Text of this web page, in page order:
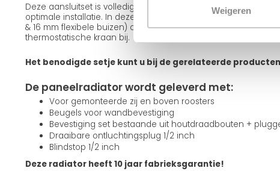
Weigeren
Deze aansluitset is volledig passend bij deze radiator en
optimale installatie. In deze set zitten alle onderdelen inclusief
& 16 mm flexibele buizen) om de radiator aan te sluiten.
thermostatische kraan bij.
Het benodigde setje kunt u bij de gerelateerde
De paneelradiator wordt geleverd met:
Voor gemonteerde zij en boven roosters
Beugels voor wandbevestiging
Bevestiging set bestaande uit houtdraadbouten +
Draaibare ontluchtingsplug 1/2 inch
Blindstop 1/2 inch
Deze radiator heeft 10 jaar fabrieksgarantie!